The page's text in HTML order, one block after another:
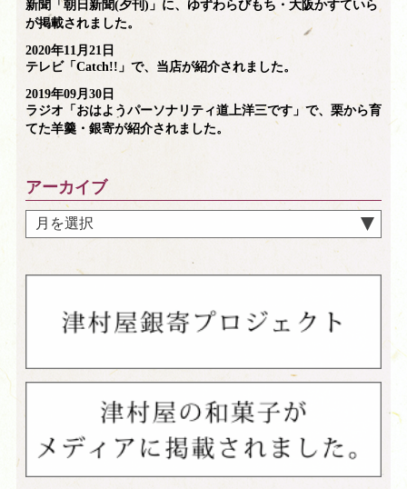
新聞「朝日新聞(夕刊)」に、ゆずわらびもち・大阪かすていら
が掲載されました。
2020年11月21日
テレビ「Catch!!」で、当店が紹介されました。
2019年09月30日
ラジオ「おはようパーソナリティ道上洋三です」で、栗から育
てた羊羹・銀寄が紹介されました。
アーカイブ